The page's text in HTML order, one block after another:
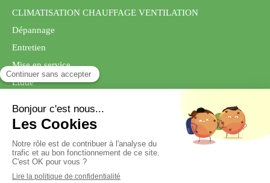
CLIMATISATION CHAUFFAGE VENTILATION
Dépannage
Entretien
Mise en service
Etude
Demander un devis